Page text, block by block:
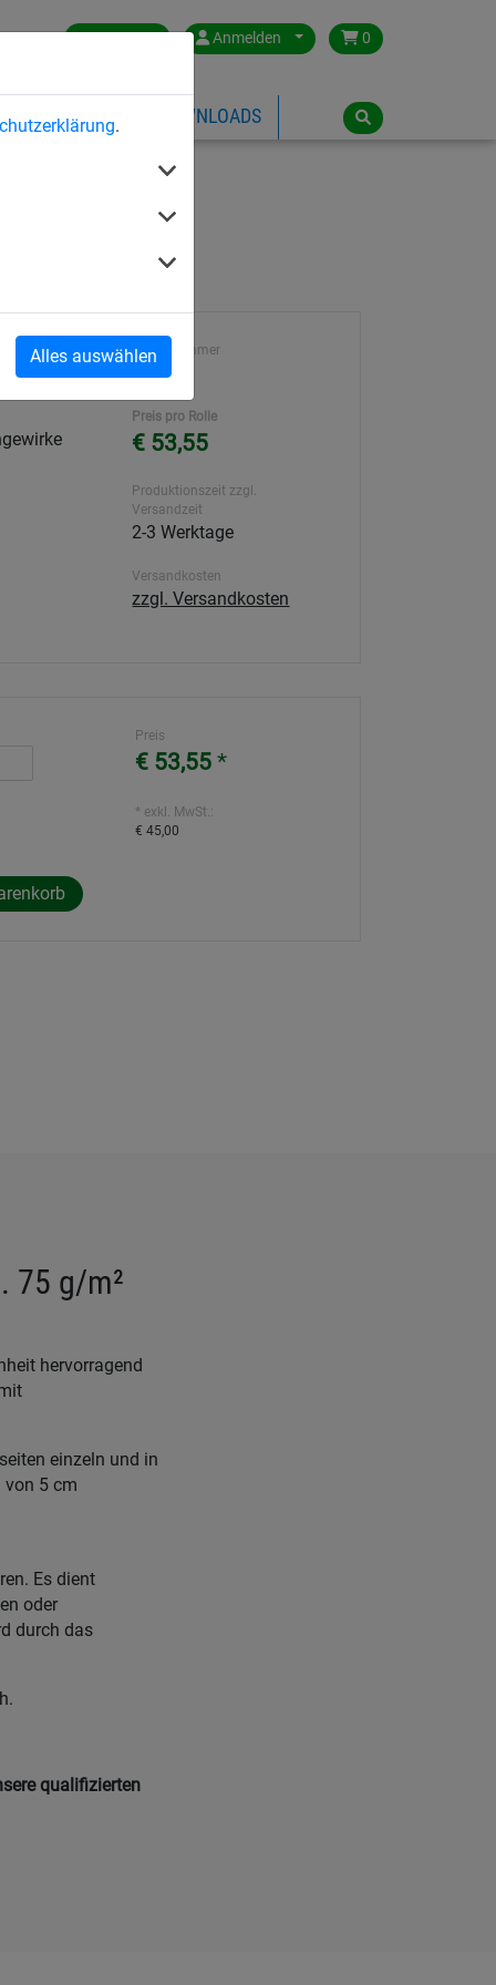
.
Alles auswählen
Germany Anmelden 0
ÜBER HUCK DOWNLOADS
Artikelnummer
7402
Preis pro Rolle
€ 53,55
Produktionszeit zzgl.
Versandzeit
2-3 Werktage
Versandkosten
zzgl. Versandkosten
Preis
€ 53,55 *
* exkl. MwSt.:
€ 45,00
75 g/m²
hervorragend
einzeln und in
von 5 cm
Es dient
oder
durch das
qualifizierten